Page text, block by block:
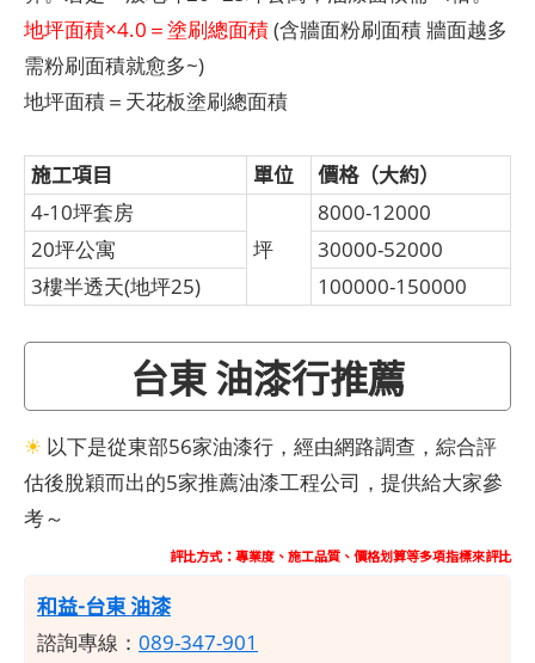
地坪面積×4.0＝塗刷總面積(含牆面粉刷面積 牆面越多
需粉刷面積就愈多~)
地坪面積＝天花板塗刷總面積
施工項目 單位 價格（大約）
4-10坪套房
坪
8000-12000
20坪公寓
30000-52000
3樓半透天(地坪25)
100000-150000
台東 油漆行推薦
☀ 以下是從東部56家油漆行，經由網路調查，綜合評
估後脫穎而出的5家推薦油漆工程公司，提供給大家參
考～
評比方式：專業度、施工品質、價格划算等多項指標來評比
和益-台東 油漆
諮詢專線： 089-347-901